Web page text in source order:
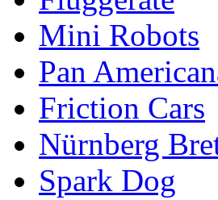
Mini Robots
Pan
Friction Cars
Nürnberg
Spark Dog